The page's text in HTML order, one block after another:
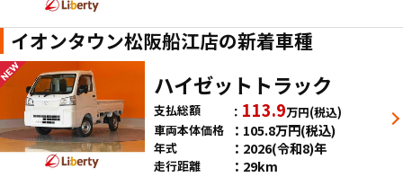
イオンタウン松阪船江店の新着車種
ハイゼットトラック
支払総額 113.9万円(税込)
車両本体価格
105.8万円(税込)
年式 2026(令和8)年
走行距離 29km